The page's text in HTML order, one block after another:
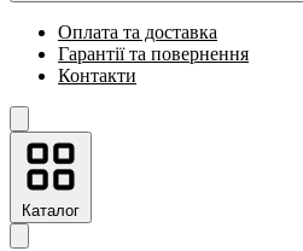
Оплата та доставка
Гарантії та повернення
Контакти
Каталог